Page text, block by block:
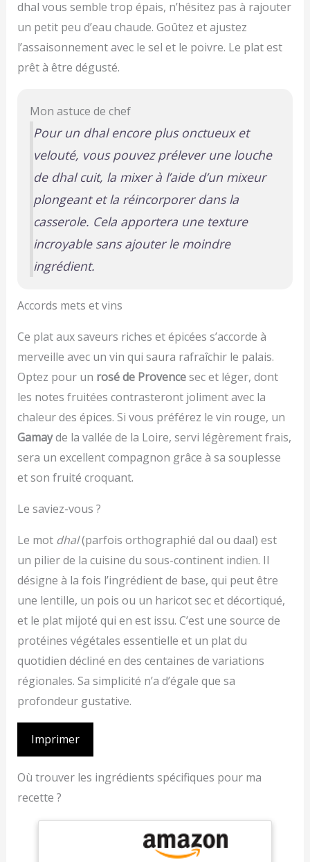
dhal vous semble trop épais, n’hésitez pas à rajouter
un petit peu d’eau chaude. Goûtez et ajustez
l’assaisonnement avec le sel et le poivre. Le plat est
prêt à être dégusté.
Mon astuce de chef
Pour un dhal encore plus onctueux et
velouté, vous pouvez prélever une louche
de dhal cuit, la mixer à l’aide d’un mixeur
plongeant et la réincorporer dans la
casserole. Cela apportera une texture
incroyable sans ajouter le moindre
ingrédient.
Accords mets et vins
Ce plat aux saveurs riches et épicées s’accorde à
merveille avec un vin qui saura rafraîchir le palais.
Optez pour un rosé de Provencesec et léger, dont
les notes fruitées contrasteront joliment avec la
chaleur des épices. Si vous préférez le vin rouge, un
Gamayde la vallée de la Loire, servi légèrement frais,
sera un excellent compagnon grâce à sa souplesse
et son fruité croquant.
Le saviez-vous ?
Le mot dhal(parfois orthographié dal ou daal) est
un pilier de la cuisine du sous-continent indien. Il
désigne à la fois l’ingrédient de base, qui peut être
une lentille, un pois ou un haricot sec et décortiqué,
et le plat mijoté qui en est issu. C’est une source de
protéines végétales essentielle et un plat du
quotidien décliné en des centaines de variations
régionales. Sa simplicité n’a d’égale que sa
profondeur gustative.
Imprimer
Où trouver les ingrédients spécifiques pour ma
recette ?